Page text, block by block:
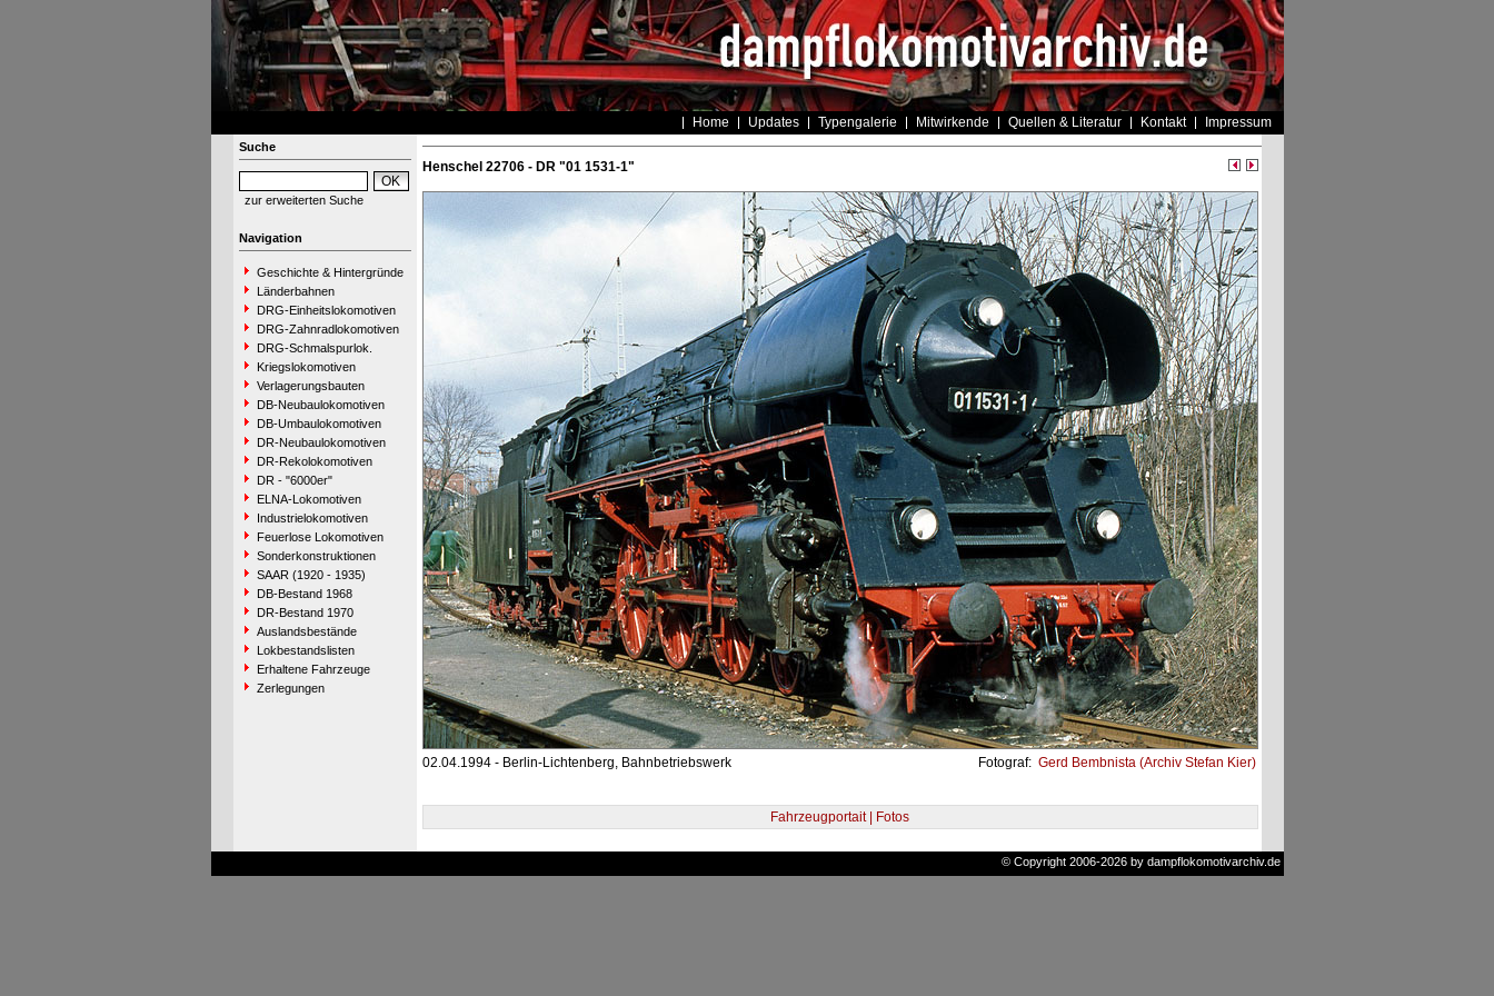
Home Updates Typengalerie Mitwirkende Quellen & Literatur Kontakt Impressum
Suche
zur erweiterten Suche
Navigation
Geschichte & Hintergründe
Länderbahnen
DRG-Einheitslokomotiven
DRG-Zahnradlokomotiven
DRG-Schmalspurlok.
Kriegslokomotiven
Verlagerungsbauten
DB-Neubaulokomotiven
DB-Umbaulokomotiven
DR-Neubaulokomotiven
DR-Rekolokomotiven
DR - "6000er"
ELNA-Lokomotiven
Industrielokomotiven
Feuerlose Lokomotiven
Sonderkonstruktionen
SAAR (1920 - 1935)
DB-Bestand 1968
DR-Bestand 1970
Auslandsbestände
Lokbestandslisten
Erhaltene Fahrzeuge
Zerlegungen
Henschel 22706 - DR "01 1531-1"
02.04.1994 - Berlin-Lichtenberg, Bahnbetriebswerk Fotograf: Gerd Bembnista (Archiv Stefan Kier)
Fahrzeugportait | Fotos
© Copyright 2006-2026 by dampflokomotivarchiv.de